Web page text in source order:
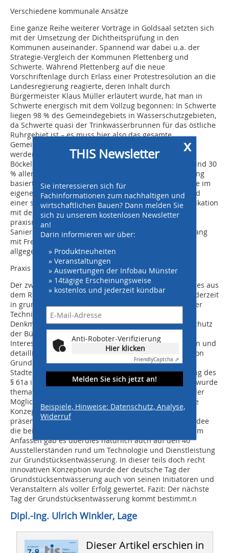
Verschiedene kommunale Ansätze
Eine ganze Reihe weiterer Vorträge in Goldsaal setzten sich
mit der Umsetzung der Dichtheitsprüfung in den
Kommunen auseinander. Spannend war dabei u.a. der
Strategie-Vergleich der Kommunen Plettenberg und
Schwerte. Während Plettenberg auf die neue
Vorschriftenlage durch Erlass einer Protestresolution an die
Landesregierung reagierte, deren Inhalt durch
Bürgermeister Klaus Müller erläutert wurde, hat man in
Schwerte energisch mit dem Vollzug begonnen: In Schwerte
liegen 98 % des Gemeindegebiets in Wasserschutzgebieten,
da Schwerte quasi der Trinkwasserbrunnen für das östliche
Ruhrgebiet ist – es muss hier also das gesamte
Gemeindegebiet noch vor 2015 auf Dichtheit geprüft
werden. Dabei ist man, die Bürgermeister Heinrich
Böckelühr erläuterte, durchaus im Plan: Mittlerweile sind 30
% aller Gebäude geprüft worden. Der zügige Umsetzung
basiert auf zwei Säulen: Der Vorbildrolle der Kommune im
eigenen Gebäude und Leitungsbestand zum einen und
einer seit über 10 Jahren äußerst intensiven Kommunikation
mit dem Bürger zum anderen. Gegenstand weiter
praxisnaher Vorträge waren die Fragen nach der
Sanierungsfrist für defekte Leitungen, nach dem Umgang
mit Fremdwasser und nach der Lösung der
allgegenwärtigen Drainageprobleme.
Praxis zum Anfassen
Der zweite der Tag der Veranstaltung bot dann Aktuelles aus
dem Regelwerk –immerhin befindet sich DIN 1986-30 derzeit
in grundlegender Überarbeitung- sowie dem Stand der
Technik, und setzte sich mit dem Aspekt des
Denkmalschutzes ebenso auseinander wie mit dem Schutz
der Bürger vor unseriösen „Angeboten“. Auf großes
Interesse stieß die Vorstellung der sehr umfangreichen und
detaillierten Arbeitshilfe „Bewertung und Sanierung von
Grundleitungen mit häuslichem Abwasser“ der
Stadtentwässerungsbetriebe Köln. Auch die Umsetzung des
§ 61a im Bestand großer Wohnungsbauunternehmen wurde
thematisiert. In dieser Form neuartig war der „Markt der
Möglichkeiten“. Hier wurden insgesamt 13 Kommunale
Konzepte zum Umgang mit der Dichtheitsprüfung
präsentiert und mit den Teilnehmern diskutiert: Eine Idee
die bei den Besuchern hervorragend ankam. Praxis zum
Anfassen gab es überdies natürlich auch auf den 40
Ausstellerständen rund um Technologie und Dienstleistung
zur Grundstücksentwässerung. In dieser teils doch recht
innovativen Konzeption wurde der deutsche Tag der
Grundstücksentwässerung auch von seinen Initiatoren und
Veranstaltern als voller Erfolg gewertet. Fazit: Der nächste
Tag der Grundstücksentwässerung kommt bestimmt.n
Dipl.-Ing. Ulrich Winkler, Lage
Dieser Artikel erschien in
x
THIS Newsletter
Sie interessieren sich für
Fachinformationen zum nachhaltigen und
wirtschaftlichen Bauen? Dann melden Sie
sich zu unserem kostenlosen Newsletter
an!
Darin informieren wir über:
» Produktneuheiten
» Veranstaltungen
» Auswertungen der Infobau Münster
» 14tägige Erscheinungsweise
» kostenlos und jederzeit kündbar
Anti-Roboter-Verifizierung
Hier klicken
FriendlyCaptcha ⇗
Melden Sie sich jetzt an!
Beispiele, Hinweise: Datenschutz, Analyse,
Widerruf